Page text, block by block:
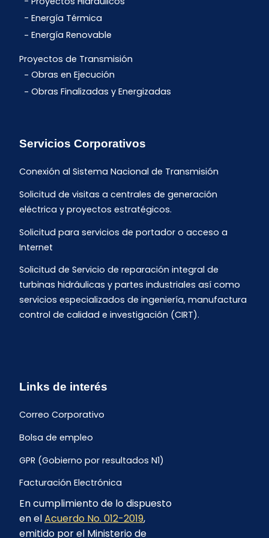
Energía Térmica
Energía Renovable
Proyectos de Transmisión
Obras en Ejecución
Obras Finalizadas y Energizadas
Servicios Corporativos
Conexión al Sistema Nacional de Transmisión
Solicitud de visitas a centrales de generación
eléctrica y proyectos estratégicos.
Solicitud para servicios de portador o acceso a
Internet
Solicitud de Servicio de reparación integral de
turbinas hidráulicas y partes industriales así como
servicios especializados de ingeniería, manufactura
control de calidad e investigación (CIRT).
Links de interés
Correo Corporativo
Bolsa de empleo
GPR (Gobierno por resultados N1)
Facturación Electrónica
Archivo Histórico de Facturación
Portal Ambiental y Social
En cumplimiento de lo dispuesto
en elAcuerdo No. 012-2019,
emitido por el Ministerio de